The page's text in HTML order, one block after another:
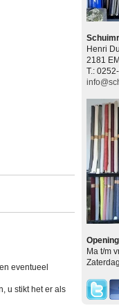
eventueel
u stikt het er als
Henri
2181
T.:
Ma t/m